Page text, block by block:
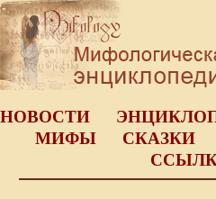
НОВОСТИ
МИФЫ
СКАЗКИ